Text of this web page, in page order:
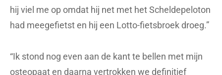
hij viel me op omdat hij net met het Scheldepeloton
had meegefietst en hij een Lotto-fietsbroek droeg.”
“Ik stond nog even aan de kant te bellen met mijn
osteopaat en daarna vertrokken we definitief